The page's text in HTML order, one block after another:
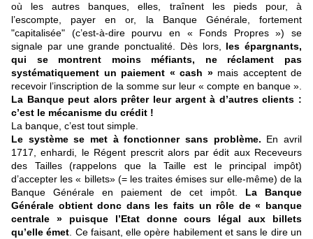
où les autres banques, elles, traînent les pieds pour, à
l’escompte, payer en or, la Banque Générale, fortement
"capitalisée" (c’est-à-dire pourvu en « Fonds Propres ») se
signale par une grande ponctualité. Dès lors, les épargnants,
qui se montrent moins méfiants, ne réclament pas
systématiquement un paiement « cash »mais acceptent de
recevoir l’inscription de la somme sur leur « compte en banque ».
La Banque peut alors prêter leur argent à d’autres clients :
c’est le mécanisme du crédit !
La banque, c’est tout simple.
Le système se met à fonctionner sans problème. En avril
1717, enhardi, le Régent prescrit alors par édit aux Receveurs
des Tailles (rappelons que la Taille est le principal impôt)
d’accepter les « billets» (= les traites émises sur elle-même) de la
Banque Générale en paiement de cet impôt. La Banque
Générale obtient donc dans les faits un rôle de « banque
centrale »
puisque l’Etat donne cours légal aux billets
qu’elle émet . Ce faisant, elle opère habilement et sans le dire un